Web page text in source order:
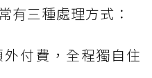
有三種處理方式：
付費，全程獨自住